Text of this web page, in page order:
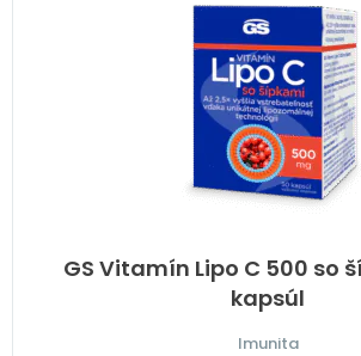
GS Vitamín Lipo C 500 so
kapsúl
Imunita